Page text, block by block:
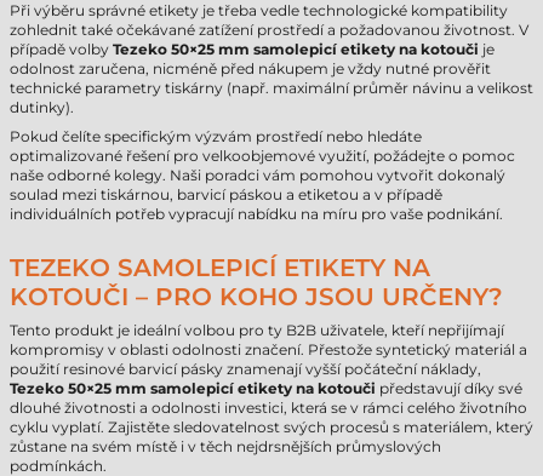
Při výběru správné etikety je třeba vedle technologické kompatibility
zohlednit také očekávané zatížení prostředí a požadovanou životnost. V
případě volby Tezeko 50×25 mm samolepicí etikety na kotouči je
odolnost zaručena, nicméně před nákupem je vždy nutné prověřit
technické parametry tiskárny (např. maximální průměr návinu a velikost
dutinky).
Pokud čelíte specifickým výzvám prostředí nebo hledáte
optimalizované řešení pro velkoobjemové využití, požádejte o pomoc
naše odborné kolegy. Naši poradci vám pomohou vytvořit dokonalý
soulad mezi tiskárnou, barvicí páskou a etiketou a v případě
individuálních potřeb vypracují nabídku na míru pro vaše podnikání.
TEZEKO SAMOLEPICÍ ETIKETY NA
KOTOUČI – PRO KOHO JSOU URČENY?
Tento produkt je ideální volbou pro ty B2B uživatele, kteří nepřijímají
kompromisy v oblasti odolnosti značení. Přestože syntetický materiál a
použití resinové barvicí pásky znamenají vyšší počáteční náklady,
Tezeko 50×25 mm samolepicí etikety na kotouči představují díky své
dlouhé životnosti a odolnosti investici, která se v rámci celého životního
cyklu vyplatí. Zajistěte sledovatelnost svých procesů s materiálem, který
zůstane na svém místě i v těch nejdrsnějších průmyslových
podmínkách.